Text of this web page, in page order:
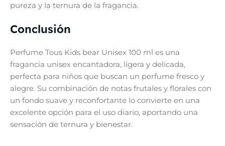
pureza y la ternura de la fragancia.
Conclusión
Perfume Tous Kids bear Unisex 100 ml es una
fragancia unisex encantadora, ligera y delicada,
perfecta para niños que buscan un perfume fresco y
alegre. Su combinación de notas frutales y florales con
un fondo suave y reconfortante lo convierte en una
excelente opción para el uso diario, aportando una
sensación de ternura y bienestar.